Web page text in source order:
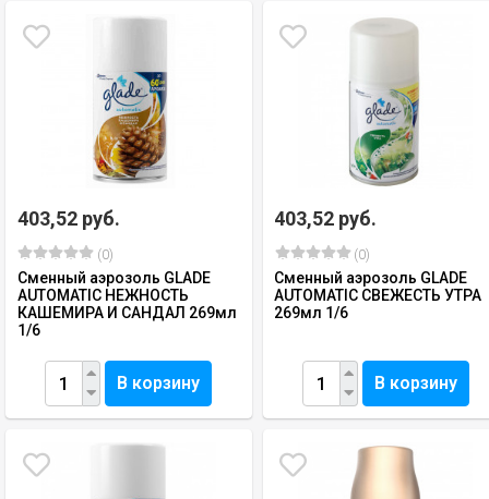
403,52 руб.
(0)
Сменный аэрозоль GLADE
AUTOMATIC НЕЖНОСТЬ
КАШЕМИРА И САНДАЛ 269мл
1/6
В корзину
403,52 руб.
(0)
Сменный аэрозоль GLADE
AUTOMATIC СВЕЖЕСТЬ УТРА
269мл 1/6
В корзину